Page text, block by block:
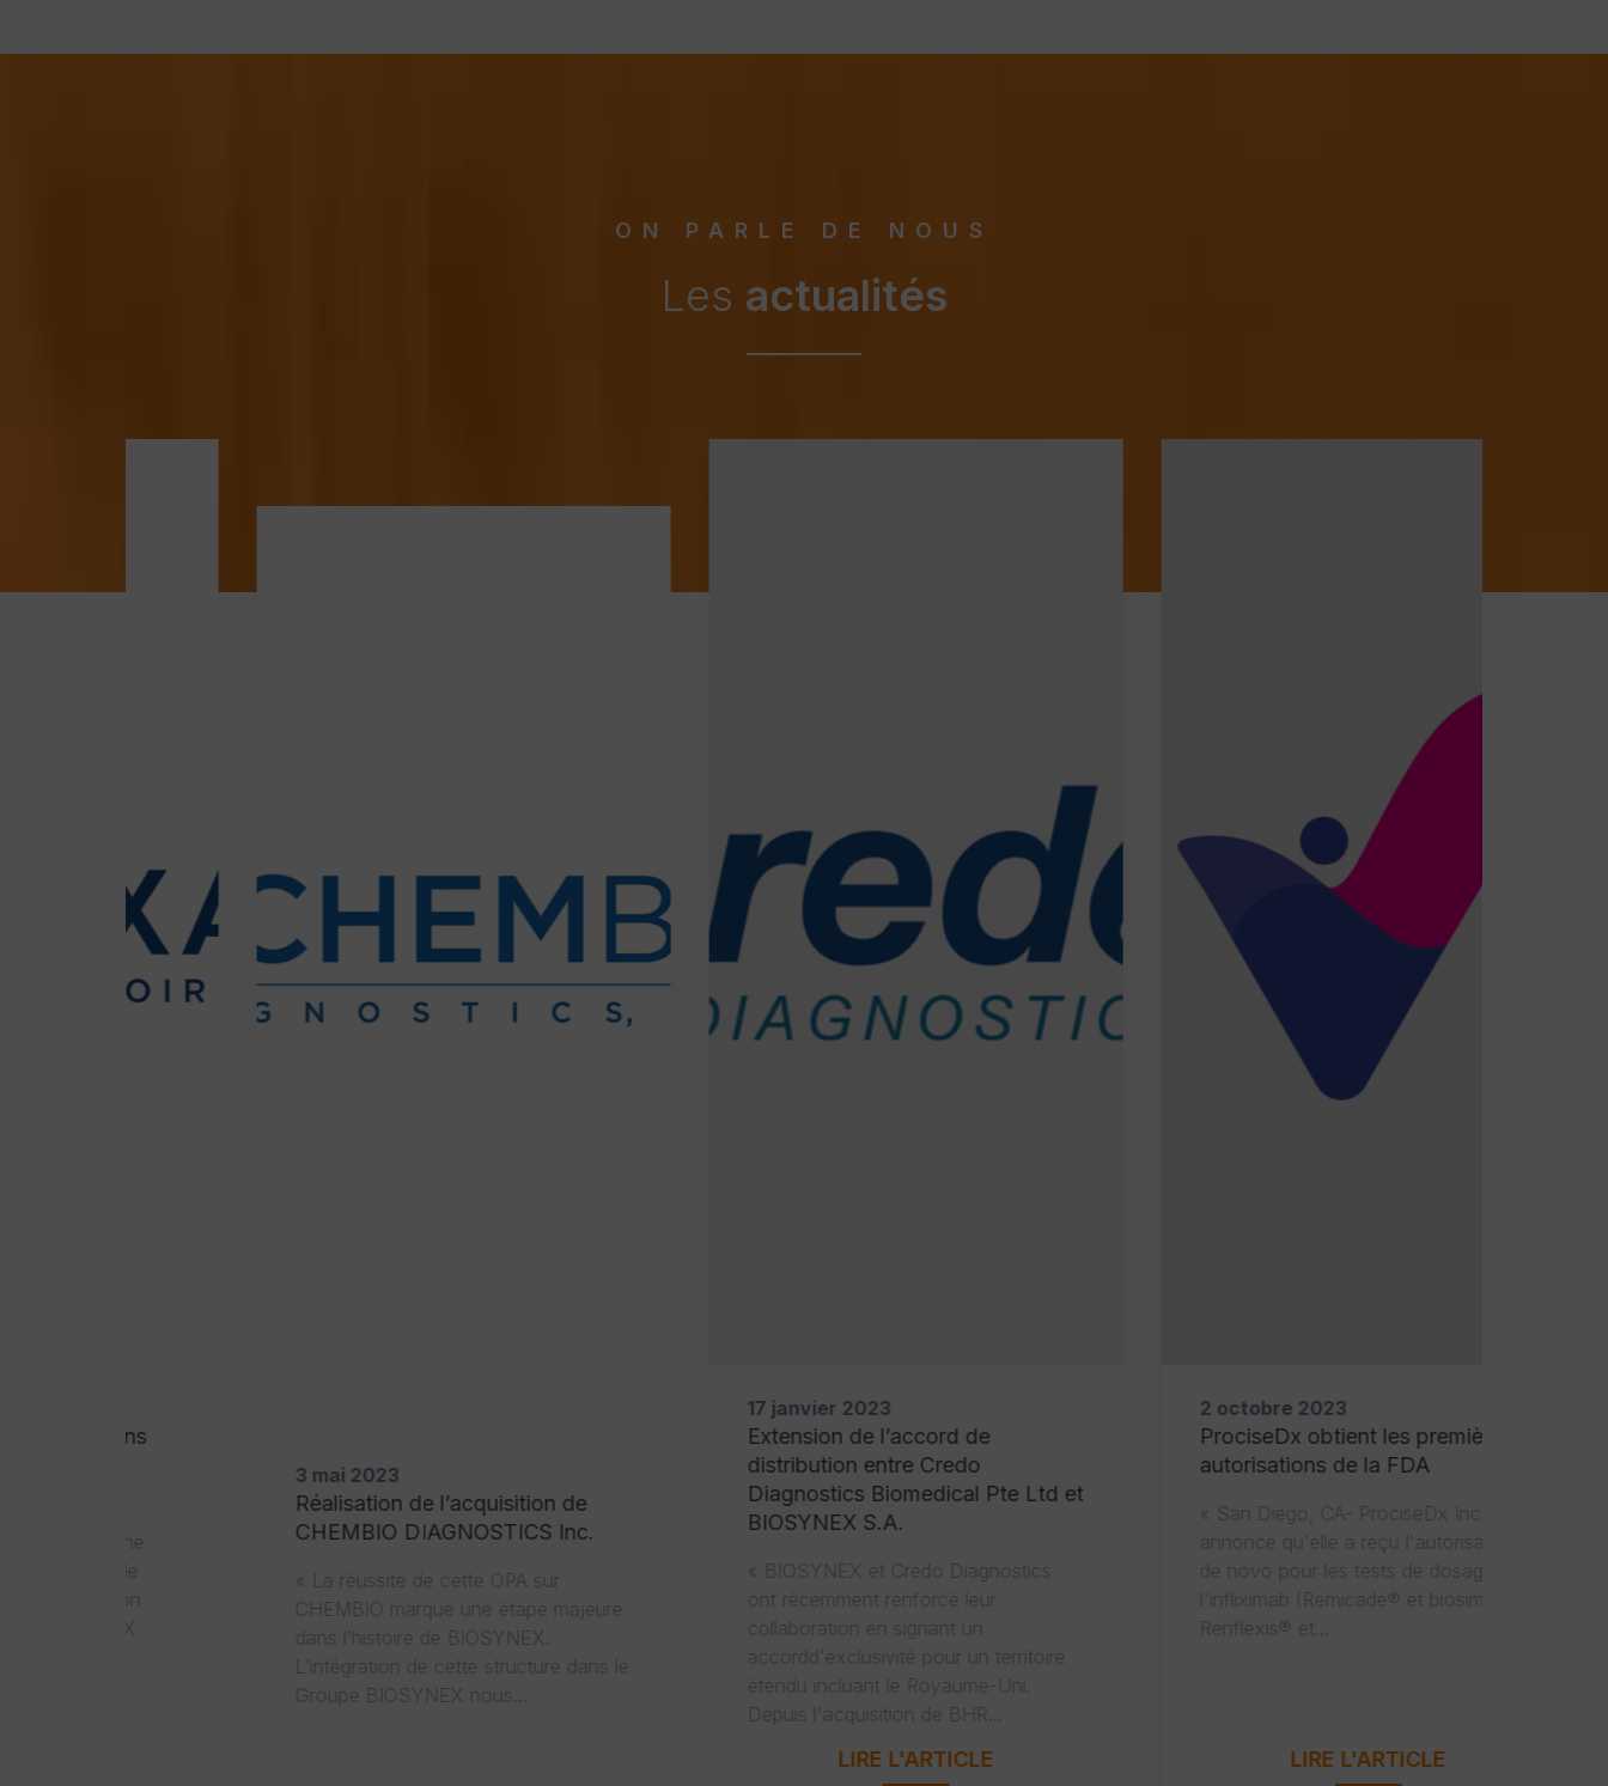
ON PARLE DE NOUS
Les actualités
CHEMBIO DIAGNOSTICS Inc.
« La réussite de cette OPA sur
CHEMBIO marque une étape majeure
L’intégration de cette structure dans le
17 janvier 2023
Extension de l’accord de
distribution entre Credo
Diagnostics Biomedical Pte Ltd et
« BIOSYNEX et Credo Diagnostics
ont récemment renforcé leur
collaboration en signant un
accordd'exclusivité pour un territoire
étendu incluant le Royaume-Uni.
Depuis l'acquisition de BHR...
2 octobre 2023
ProciseDx obtient les premières
autorisations de la FDA
« San Diego, CA- ProciseDx Inc.
annonce qu'elle a reçu l'autorisation
de novo pour les tests de dosages de
l'infliximab (Remicade® et biosimilaires
Renflexis® et...
LIRE L'ARTICLE